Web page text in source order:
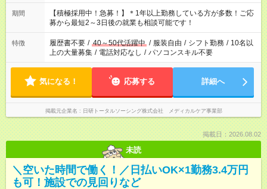
「余裕を持って夕飯の準備がしたい」 「午前中は働いて、午後
はプライベートの時間にしたい」 など、ご希望を教えてくださ
いね。 ※Wワーク希望の方へ 今ご覧のお仕事で希望する勤務時
間と、もう1つのお仕事の勤務時間。 合計で週40時間を超える
場合は応募できません。
期間
【積極採用中！急募！】＊1年以上勤務している方が多数！ご応
募から最短2～3日後の就業も相談可能です！
特徴 履歴書不要 / 40～50代活躍中 / 服装自由 / シフト勤務 / 10名以
上の大量募集 / 電話対応なし / パソコンスキル不要
気になる！ 応募する 詳細へ
掲載元企業名 日研トータルソーシング株式会社 メディカルケア事業部
掲載日：2026.08.02
未読
＼空いた時間で働く！／日払いOK×1勤務3.4万円
も可！施設での見回りなど